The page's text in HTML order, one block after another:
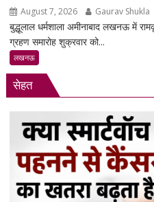
August 7, 2026 Gaurav Shukla
बुद्धूलाल धर्मशाला अमीनाबाद लखनऊ में
ग्रहण समारोह शुक्रवार को...
लखनऊ
सेहत